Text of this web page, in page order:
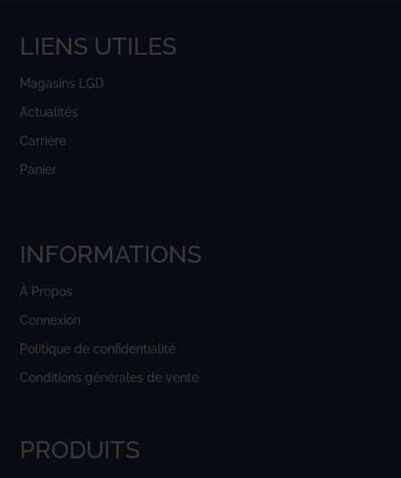
LIENS UTILES
Magasins LGD
Actualités
Carrière
Panier
INFORMATIONS
À Propos
Connexion
Politique de confidentialité
Conditions générales de vente
PRODUITS